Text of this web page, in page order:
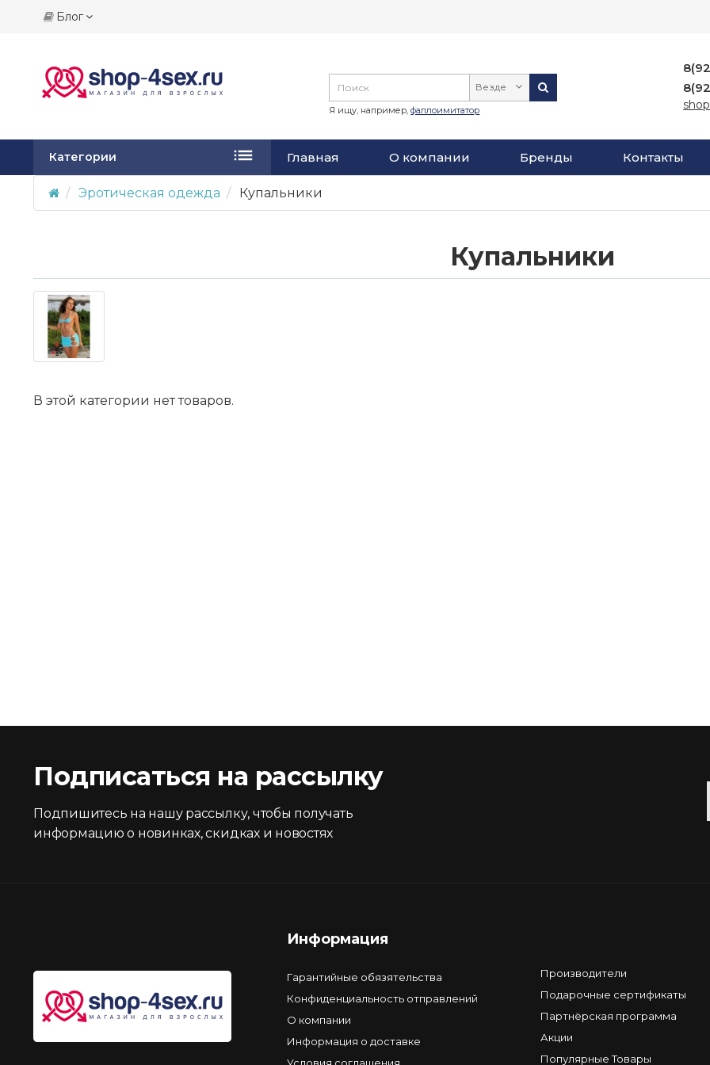
Блог
Везде
Я ищу, например,фаллоимитатор
Главная О компании Бренды Контакты
Категории
Эротическая одежда Купальники
Купальники
В этой категории нет товаров.
Подписаться на рассылку
Подпишитесь на нашу рассылку, чтобы получать
информацию о новинках, скидках и новостях
Информация
Гарантийные обязятельства
Конфиденциальность отправлений
О компании
Информация о доставке
Производители
Подарочные сертификаты
Партнёрская программа
Акции
Популярные Товары